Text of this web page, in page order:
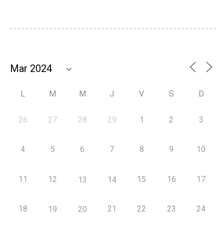
L M M J V S D
26 27 28 29 1 2 3
4 5 6 7 8 9 10
11 12 13 14 15 16 17
18 19 20 21 22 23 24